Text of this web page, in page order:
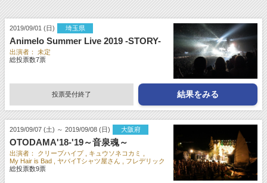
2019/09/01 (日) 埼玉県
Animelo Summer Live 2019 -STORY-
出演者：
未定
総投票数7票
投票受付終了 結果をみる
2019/09/07 (土) ～ 2019/09/08 (日) 大阪府
OTODAMA'18-'19～音泉魂～
出演者： クリープハイプ
キュウソネコカミ
My Hair is Bad
ヤバイTシャツ屋さん
フレデリック
総投票数9票